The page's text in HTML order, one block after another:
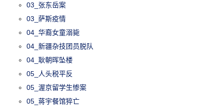
03_张东岳案
03_萨斯疫情
04_华裔女童溺毙
04_新疆杂技团员脱队
04_耿朝晖坠楼
05_人头税平反
05_渥京留学生惨案
05_蒋宇餐馆猝亡